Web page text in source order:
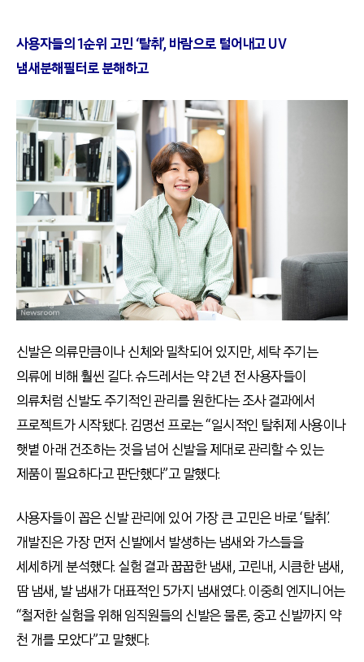
사용자들의 1순위 고민 ‘탈취’, 바람으로 털어내고 UV
냄새분해필터로 분해하고
신발은 의류만큼이나 신체와 밀착되어 있지만, 세탁 주기는
의류에 비해 훨씬 길다. 슈드레서는 약 2년 전 사용자들이
의류처럼 신발도 주기적인 관리를 원한다는 조사 결과에서
프로젝트가 시작됐다. 김명선 프로는 “일시적인 탈취제 사용이나
햇볕 아래 건조하는 것을 넘어 신발을 제대로 관리할 수 있는
제품이 필요하다고 판단했다”고 말했다.
사용자들이 꼽은 신발 관리에 있어 가장 큰 고민은 바로 ‘탈취’.
개발진은 가장 먼저 신발에서 발생하는 냄새와 가스들을
세세하게 분석했다. 실험 결과 꿉꿉한 냄새, 고린내, 시큼한 냄새,
땀 냄새, 발 냄새가 대표적인 5가지 냄새였다. 이중희 엔지니어는
“철저한 실험을 위해 임직원들의 신발은 물론, 중고 신발까지 약
천 개를 모았다”고 말했다.